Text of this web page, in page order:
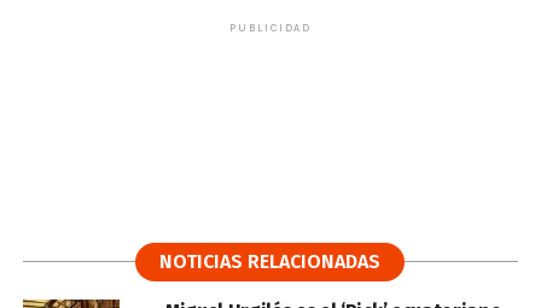
PUBLICIDAD
NOTICIAS RELACIONADAS